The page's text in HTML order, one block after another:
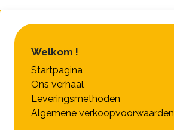
Welkom !
Startpagina
Ons verhaal
Leveringsmethoden
Algemene verkoopvoorwaarden